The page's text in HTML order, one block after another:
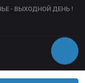
- ВЫХОДНОЙ ДЕНЬ !